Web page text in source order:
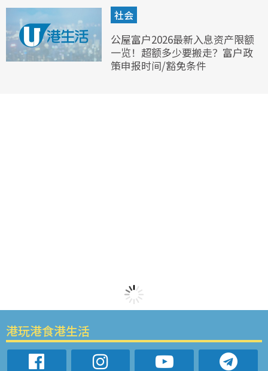
社会
公屋富户2026最新入息资产限额
一览！超额多少要搬走？富户政
策申报时间/豁免条件
港玩港食港生活